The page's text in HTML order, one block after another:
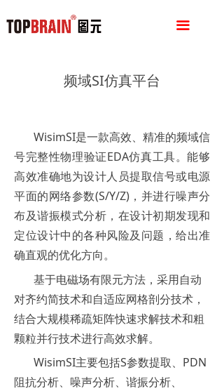
끀
频域SI仿真平台
WisimSI是一款高效、精准的频域信
号完整性物理验证EDA仿真工具。能够
高效准确地为设计人员提取信号或电源
平面的网络参数(S/Y/Z)，并进行噪声分
布及谐振模式分析，在设计初期发现和
定位设计中的各种风险及问题，给出准
确直观的优化方向。
基于电磁场有限元方法，采用自动
对齐约简技术和自适应网格剖分技术，
结合大规模稀疏矩阵快速求解技术和粗
颗粒并行技术进行高效求解。
WisimSI主要包括S参数提取、PDN
阻抗分析、噪声分析、谐振分析、